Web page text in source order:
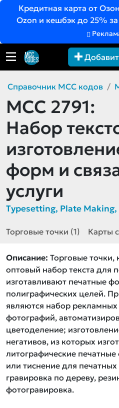
Кредитная карта от
Ozon и кешбэк до 25%
Справочник MCC кодов
MCC 2791:
Набор
форм и
услуги
Typesetting, Plate
Торговые точки (1) Карты
Описание: Торговые
оптовый набор текста для
изготавливают печатные
полиграфических целей.
являются набор рекламных
фотографий,
цветоделение;
негативов, из которых
литографические
или тиснение для
гравировка по дереву,
фотогравировка.